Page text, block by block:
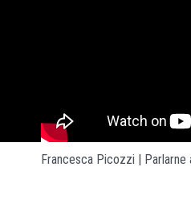
Francesca Picozzi | Parlarne